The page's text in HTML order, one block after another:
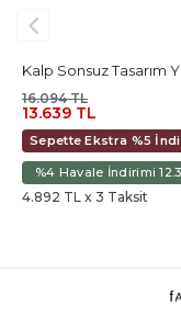
Tasarım Yüzük
TL
TL
Sepette Ekstra %5 İndirim 12.821 TL
Havale İndirimi 12.308 TL
TL x 3 Taksit